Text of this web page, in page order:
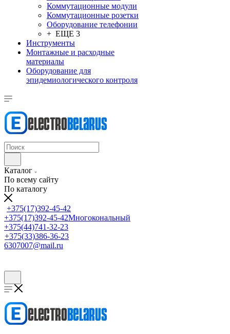
Коммутационные модули
Коммутационные розетки
Оборудование телефонии
+ ЕЩЕ 3
Инструменты
Монтажные и расходные
материалы
Оборудование для
эпидемиологического контроля
Каталог
По всему сайту
По каталогу
+375(17)392-45-42
+375(17)392-45-42Многокональный
+375(44)741-32-23
+375(33)386-36-23
6307007@mail.ru